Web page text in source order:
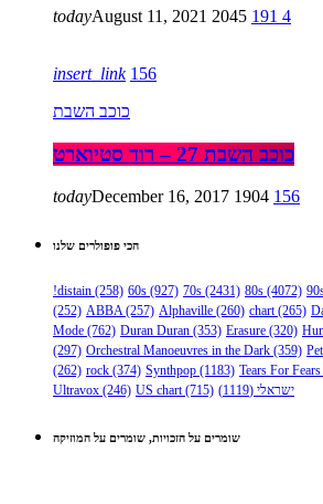
todayAugust 11, 2021 2045 191 4
insert_link 156
כוכב השבת
כוכב השבת 27 – רוד סטיוארט
todayDecember 16, 2017 1904 156
הכי פופולרים שלנו
!distain (258) 60s (927) 70s (2431) 80s (4072)
(252) ABBA(257) Alphaville (260) chart(265)
Mode (762) Duran Duran (353) Erasure (320)
(297) Orchestral Manoeuvres in the Dark (359)
(262) rock (374) Synthpop (1183) Tears For Fears
Ultravox (246) US chart(715) ישראלי (1119)
שומרים על הזכויות, שומרים על המוזיקה